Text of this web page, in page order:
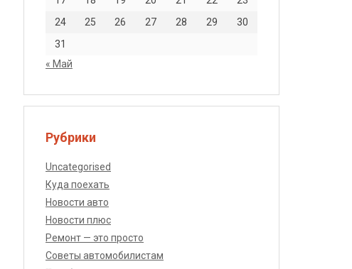
24
25 26 27 28 29
30
31
« Май
Рубрики
Uncategorised
Куда поехать
Новости авто
Новости плюс
Ремонт — это просто
Советы автомобилистам